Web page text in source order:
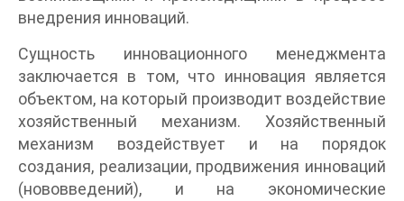
внедрения инноваций.
Сущность инновационного менеджмента
заключается в том, что инновация является
объектом, на который производит воздействие
хозяйственный механизм. Хозяйственный
механизм воздействует и на порядок
создания, реализации, продвижения инноваций
(нововведений), и на экономические